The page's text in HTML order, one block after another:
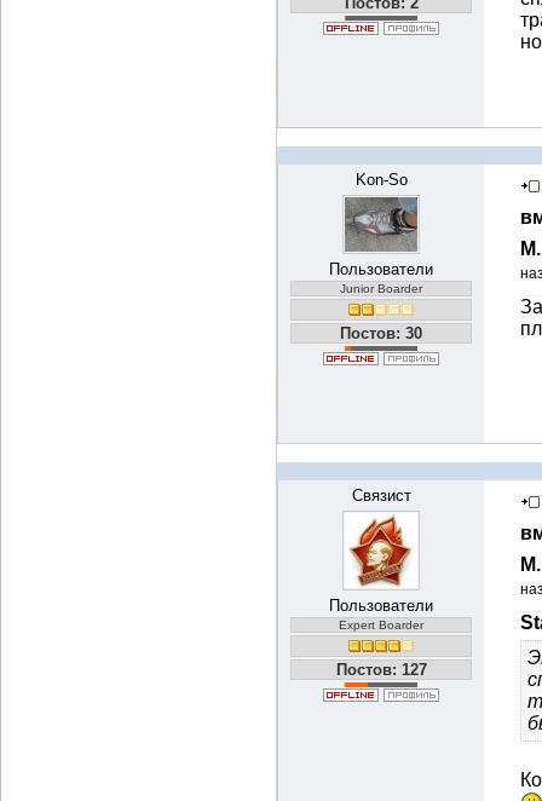
Kon-So
Пользователи
Junior Boarder
Постов: 30
Связист
Пользователи
Expert Boarder
Постов: 127